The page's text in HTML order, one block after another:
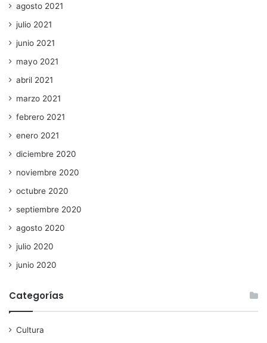
agosto 2021
julio 2021
junio 2021
mayo 2021
abril 2021
marzo 2021
febrero 2021
enero 2021
diciembre 2020
noviembre 2020
octubre 2020
septiembre 2020
agosto 2020
julio 2020
junio 2020
Categorías
Cultura